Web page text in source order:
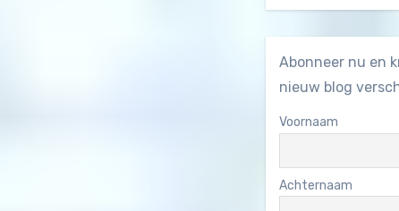
Abonneer nu en
nieuw blog
Voornaam
Achternaam